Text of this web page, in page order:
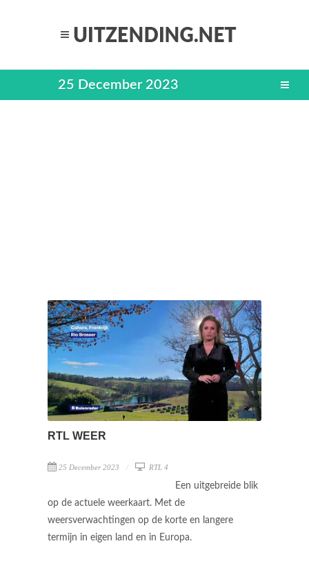
25 December 2023
RTL WEER
25 December 2023 RTL 4
Een uitgebreide blik
op de actuele weerkaart. Met de
weersverwachtingen op de korte en langere
termijn in eigen land en in Europa.